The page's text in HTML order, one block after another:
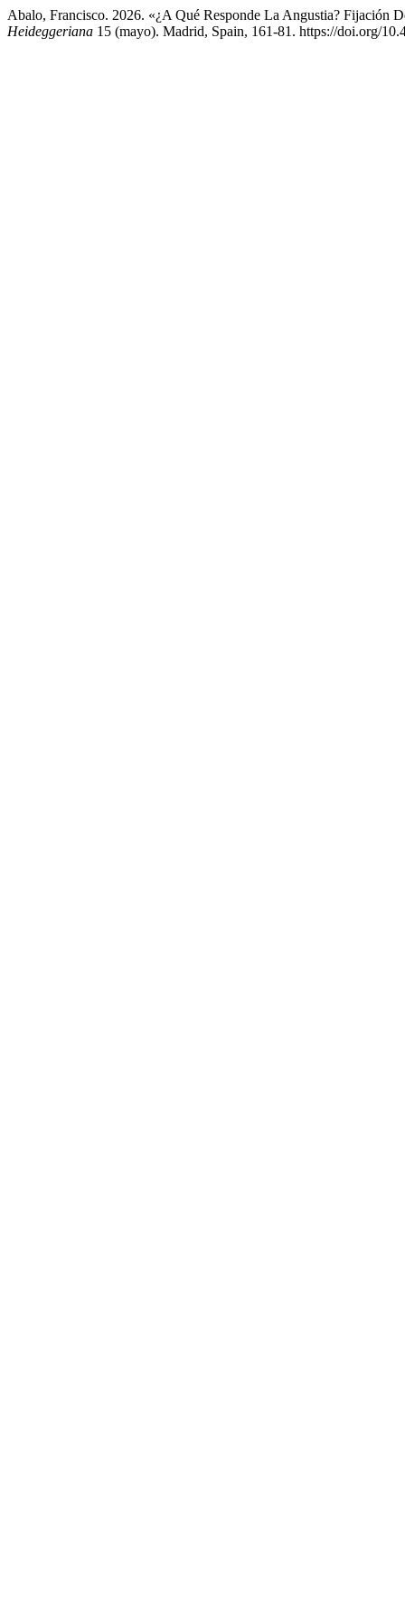
Abalo, Francisco. 2026. «¿A Qué Responde La Angustia? Fijación
Heideggeriana 15 (mayo). Madrid, Spain, 161-81. https://doi.org/